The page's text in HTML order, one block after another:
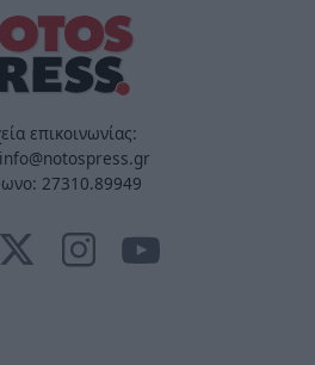
επικοινωνίας:
27310.89949